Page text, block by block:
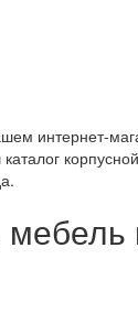
интернет-